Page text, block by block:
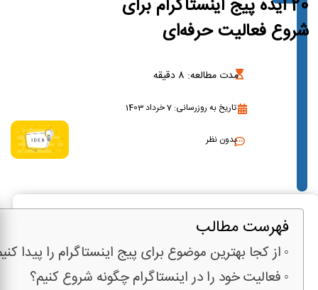
20 ایده پیج اینستاگرام برای
شروع فعالیت حرفه‌ای
مدت مطالعه: 8 دقیقه
تاریخ به روزرسانی: 7 خرداد 1403
بدون نظر
فهرست مطالب
از کجا بهترین موضوع برای پیج اینستاگرام را پیدا
فعالیت خود را در اینستاگرام چگونه شروع کنیم؟